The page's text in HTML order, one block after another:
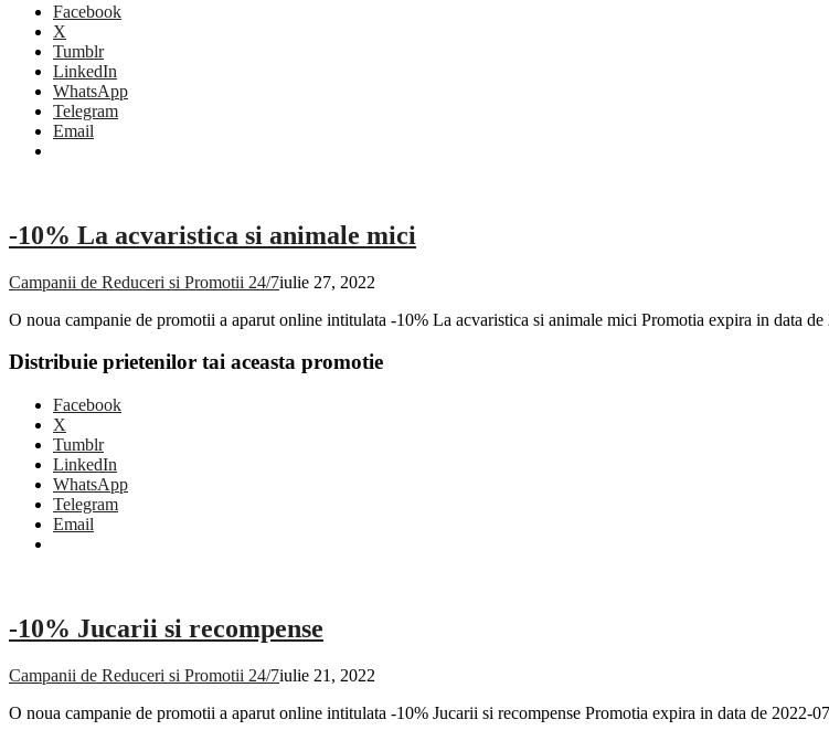
Facebook
X
Tumblr
LinkedIn
WhatsApp
Telegram
Email
-10% La acvaristica si animale mici
Campanii de Reduceri si Promotii 24/7iulie 27, 2022
O noua campanie de promotii a aparut online intitulata -10% La acvaristica si animale mici Promotia expira in data
Distribuie prietenilor tai aceasta promotie
Facebook
X
Tumblr
LinkedIn
WhatsApp
Telegram
Email
-10% Jucarii si recompense
Campanii de Reduceri si Promotii 24/7iulie 21, 2022
O noua campanie de promotii a aparut online intitulata -10% Jucarii si recompense Promotia expira in data de